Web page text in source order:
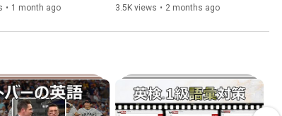
• 1 month ago
do you need to pass the
3.5K views • 2 months ago